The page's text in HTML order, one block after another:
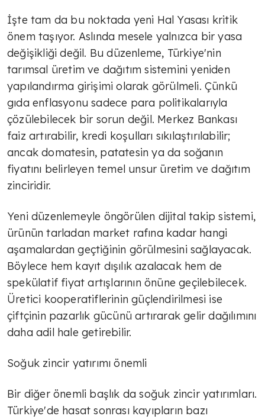
İşte tam da bu noktada yeni Hal Yasası kritik
önem taşıyor. Aslında mesele yalnızca bir yasa
değişikliği değil. Bu düzenleme, Türkiye'nin
tarımsal üretim ve dağıtım sistemini yeniden
yapılandırma girişimi olarak görülmeli. Çünkü
gıda enflasyonu sadece para politikalarıyla
çözülebilecek bir sorun değil. Merkez Bankası
faiz artırabilir, kredi koşulları sıkılaştırılabilir;
ancak domatesin, patatesin ya da soğanın
fiyatını belirleyen temel unsur üretim ve dağıtım
zinciridir.
Yeni düzenlemeyle öngörülen dijital takip sistemi,
ürünün tarladan market rafına kadar hangi
aşamalardan geçtiğinin görülmesini sağlayacak.
Böylece hem kayıt dışılık azalacak hem de
spekülatif fiyat artışlarının önüne geçilebilecek.
Üretici kooperatiflerinin güçlendirilmesi ise
çiftçinin pazarlık gücünü artırarak gelir dağılımını
daha adil hale getirebilir.
Soğuk zincir yatırımı önemli
Bir diğer önemli başlık da soğuk zincir yatırımları.
Türkiye'de hasat sonrası kayıpların bazı
TÜLİN YALMAN
Yeni ekonomik yol
TÜLİN YALMAN
Hazır mıyız, hayır!
TÜLİN YALMAN
Çok sert
TÜLİN YALMAN
TÜLİN YALMAN
Zorlu süreç